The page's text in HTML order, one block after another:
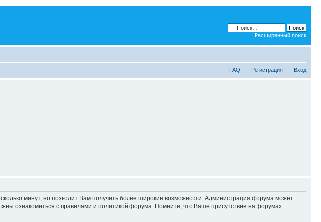
Расширенный поиск
FAQ Регистрация Вход
минут, но позволит Вам получить более широкие возможности. Администрация форума может
ознакомиться с правилами и политикой форума. Помните, что Ваше присутствие на форумах